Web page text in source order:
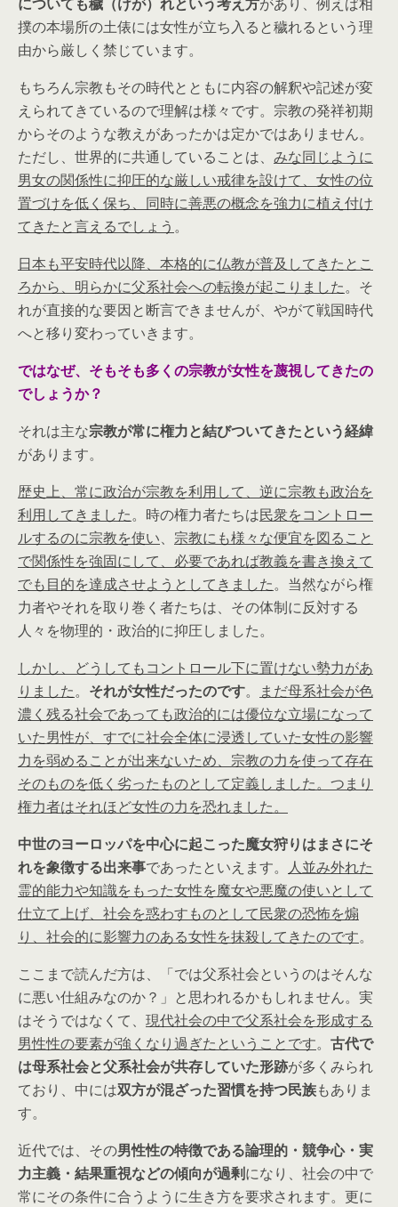
撲の本場所の土俵には女性が立ち入ると穢れるという理
由から厳しく禁じています。
もちろん宗教もその時代とともに内容の解釈や記述が変
えられてきているので理解は様々です。宗教の発祥初期
からそのような教えがあったかは定かではありません。
ただし、世界的に共通していることは、 みな同じように
男女の関係性に抑圧的な厳しい戒律を設けて、女性の位
置づけを低く保ち、同時に善悪の概念を強力に植え付け
てきたと言えるでしょう 。
日本も平安時代以降、本格的に仏教が普及してきたとこ
ろから、明らかに父系社会への転換が起こりました。そ
れが直接的な要因と断言できませんが、やがて戦国時代
へと移り変わっていきます。
ではなぜ、そもそも多くの宗教が女性を蔑視してきたの
でしょうか？
それは主な宗教が常に権力と結びついてきたという経緯
があります。
歴史上、常に政治が宗教を利用して、逆に宗教も政治を
利用してきました。時の権力者たちは民衆をコントロー
ルするのに宗教を使い、 宗教にも様々な便宜を図ること
で関係性を強固にして、必要であれば教義を書き換えて
でも目的を達成させようとしてきました。当然ながら権
力者やそれを取り巻く者たちは、その体制に反対する
人々を物理的・政治的に抑圧しました。
しかし、どうしてもコントロール下に置けない勢力があ
りました。 それが女性だったのです。
まだ母系社会が色
濃く残る社会であっても政治的には優位な立場になって
いた男性が、すでに社会全体に浸透していた女性の影響
力を弱めることが出来ないため、宗教の力を使って存在
そのものを低く劣ったものとして定義しました。つまり
権力者はそれほど女性の力を恐れました。
中世のヨーロッパを中心に起こった魔女狩りはまさにそ
れを象徴する出来事であったといえます。 人並み外れた
霊的能力や知識をもった女性を魔女や悪魔の使いとして
仕立て上げ、社会を惑わすものとして民衆の恐怖を煽
り、社会的に影響力のある女性を抹殺してきたのです。
ここまで読んだ方は、「では父系社会というのはそんな
に悪い仕組みなのか？」と思われるかもしれません。実
はそうではなくて、 現代社会の中で父系社会を形成する
男性性の要素が強くなり過ぎたということです。 古代で
は母系社会と父系社会が共存していた形跡が多くみられ
ており、中には双方が混ざった習慣を持つ民族もありま
す。
近代では、その男性性の特徴である論理的・競争心・実
力主義・結果重視などの傾向が過剰になり、社会の中で
常にその条件に合うように生き方を要求されます。更に